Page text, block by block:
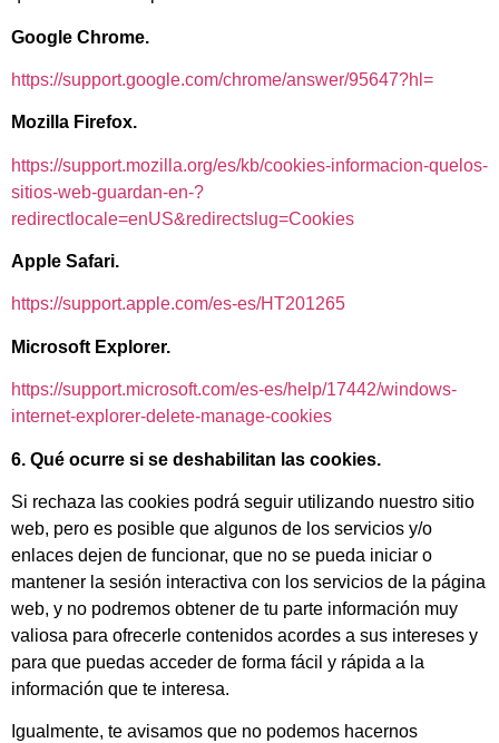
Google Chrome.
https://support.google.com/chrome/answer/95647?hl=
Mozilla Firefox.
https://support.mozilla.org/es/kb/cookies-informacion-quelos-
sitios-web-guardan-en-?
redirectlocale=enUS&redirectslug=Cookies
Apple Safari.
https://support.apple.com/es-es/HT201265
Microsoft Explorer.
https://support.microsoft.com/es-es/help/17442/windows-
internet-explorer-delete-manage-cookies
6. Qué ocurre si se deshabilitan las cookies.
Si rechaza las cookies podrá seguir utilizando nuestro sitio
web, pero es posible que algunos de los servicios y/o
enlaces dejen de funcionar, que no se pueda iniciar o
mantener la sesión interactiva con los servicios de la página
web, y no podremos obtener de tu parte información muy
valiosa para ofrecerle contenidos acordes a sus intereses y
para que puedas acceder de forma fácil y rápida a la
información que te interesa.
Igualmente, te avisamos que no podemos hacernos